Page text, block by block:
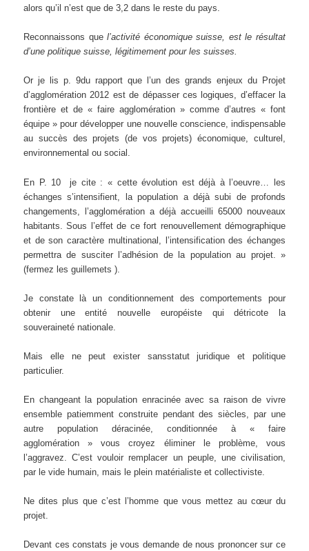
alors qu’il n’est que de 3,2 dans le reste du pays.
Reconnaissons quel’activité économique suisse, est le résultat
d’une politique suisse, légitimement pour les suisses.
Or je lis p. 9du rapport que l’un des grands enjeux du Projet
d’agglomération 2012 est de dépasser ces logiques, d’effacer la
frontière et de « faire agglomération » comme d’autres « font
équipe » pour développer une nouvelle conscience, indispensable
au succès des projets (de vos projets) économique, culturel,
environnemental ou social.
En P. 10 je cite : « cette évolution est déjà à l’oeuvre… les
échanges s’intensifient, la population a déjà subi de profonds
changements, l’agglomération a déjà accueilli 65000 nouveaux
habitants. Sous l’effet de ce fort renouvellement démographique
et de son caractère multinational, l’intensification des échanges
permettra de susciter l’adhésion de la population au projet. »
(fermez les guillemets ).
Je constate là un conditionnement des comportements pour
obtenir une entité nouvelle européiste qui détricote la
souveraineté nationale.
Mais elle ne peut exister sansstatut juridique et politique
particulier.
En changeant la population enracinée avec sa raison de vivre
ensemble patiemment construite pendant des siècles, par une
autre population déracinée, conditionnée à « faire
agglomération » vous croyez éliminer le problème, vous
l’aggravez. C’est vouloir remplacer un peuple, une civilisation,
par le vide humain, mais le plein matérialiste et collectiviste.
Ne dites plus que c’est l’homme que vous mettez au cœur du
projet.
Devant ces constats je vous demande de nous prononcer sur ce